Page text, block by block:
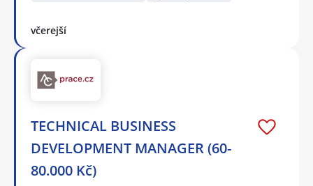
včerejší
TECHNICAL BUSINESS
DEVELOPMENT MANAGER (60-
80.000 Kč)